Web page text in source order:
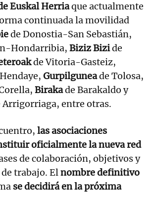
Euskal Herriaque actualmente
continuada la movilidad
de Donostia-San Sebastián,
Hondarribia, Biziz Bizide
de Vitoria-Gasteiz,
Gurpilguneade Tolosa,
Birakade Barakaldo y
entre otras.
las asociaciones
oficialmente la nueva red
de colaboración, objetivos y
trabajo. Elnombre definitivo
se decidirá en la próxima